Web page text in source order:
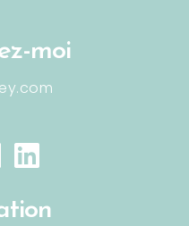
moi